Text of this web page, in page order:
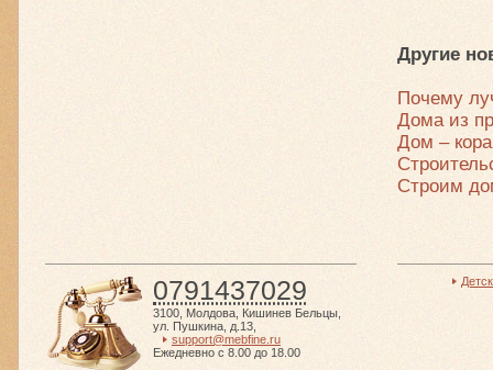
Другие
Почему
Дома из
Дом –
Строим
0791437029
3100 Молдова Кишинев Бельцы
ул. Пушкина, д.13
support@mebfine.ru
Ежедневно с 8.00 до 18.00